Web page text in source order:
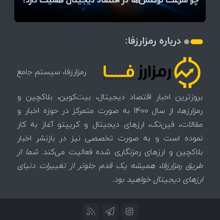
درباره رمزارزفا:
رمزارزفا، سیستم جامع
بروزترین اخبار اقتصاد دیجیتال، بیت‌کوین، بلاکچین و
رمزارزها، از سال 1400 به صورت متمرکز در حوزه اخبار و
مقالات، فین‌تک، ارزهای‌ دیجیتال و کریپتو آغاز به کار
نموده است و به صورت تخصصی نیز در بازنشر اخبار
بلاکچین و ارزهای رمزنگاری شده فعالیت می‌کند.شما از
طریق رمزارزفا، همیشه یک قدم جلوتر از تغییرات دنیای
ارزهای دیجیتال خواهید بود.